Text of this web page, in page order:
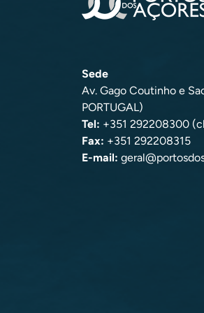
Sede
Av. Gago Coutinho e
PORTUGAL)
Tel: +351 292208300
Fax: +351 292208315
E-mail: